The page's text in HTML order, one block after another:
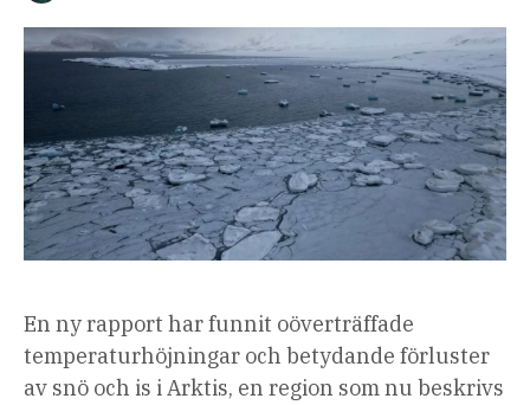
En ny rapport har funnit oöverträffade
temperaturhöjningar och betydande förluster
av snö och is i Arktis, en region som nu beskrivs